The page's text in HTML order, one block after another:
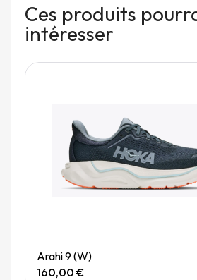
Ces produits
intéresser
Arahi 9 (W)
160,00 €